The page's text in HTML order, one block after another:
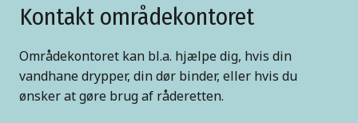
Kontakt områdekontoret
Områdekontoret kan bl.a. hjælpe dig, hvis din
vandhane drypper, din dør binder, eller hvis du
ønsker at gøre brug af råderetten.